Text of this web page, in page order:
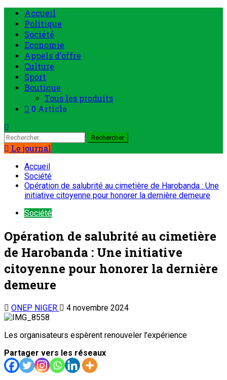
Accueil
Politique
Société
Economie
Appels d’offre
Culture
Sport
Boutique
Tous les produits
0 Article
Le journal
Accueil
Société
Opération de salubrité au cimetière de Harobanda : Une
initiative citoyenne pour honorer la dernière demeure
Société
Opération de salubrité au cimetière
de Harobanda : Une initiative
citoyenne pour honorer la dernière
demeure
ONEP NIGER 4 novembre 2024
Les organisateurs espèrent renouveler l’expérience
Partager vers les réseaux